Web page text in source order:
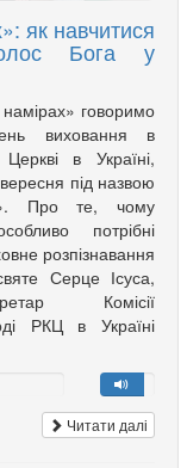
як навчитися
Бога у
говоримо
виховання в
Церкві в Україні,
під назвою
Про те, чому
потрібні
розпізнавання
Серце Ісуса,
Комісії
РКЦ в Україні
Читати далі